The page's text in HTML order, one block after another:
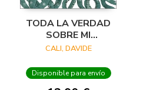
TODA LA VERDAD
SOBRE MI
INCREÍBLE VERANO
CALI, DAVIDE
Disponible para envío